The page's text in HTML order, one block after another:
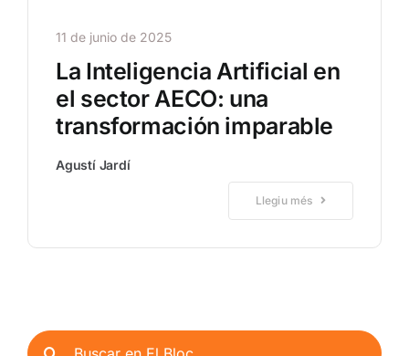
11 de junio de 2025
La Inteligencia Artificial en
el sector AECO: una
transformación imparable
Agustí Jardí
Llegiu més
Buscar: